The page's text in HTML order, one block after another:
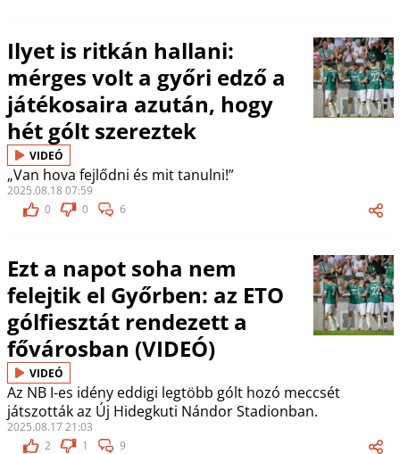
Ilyet is ritkán hallani:
mérges volt a győri edző a
játékosaira azután, hogy
hét gólt szereztek
VIDEÓ
„Van hova fejlődni és mit tanulni!”
2025.08.18 07:59
0
0 6
Ezt a napot soha nem
felejtik el Győrben: az ETO
gólfiesztát rendezett a
fővárosban (VIDEÓ)
VIDEÓ
Az NB I-es idény eddigi legtöbb gólt hozó meccsét
játszották az Új Hidegkuti Nándor Stadionban.
2025.08.17 21:03
2
1 9